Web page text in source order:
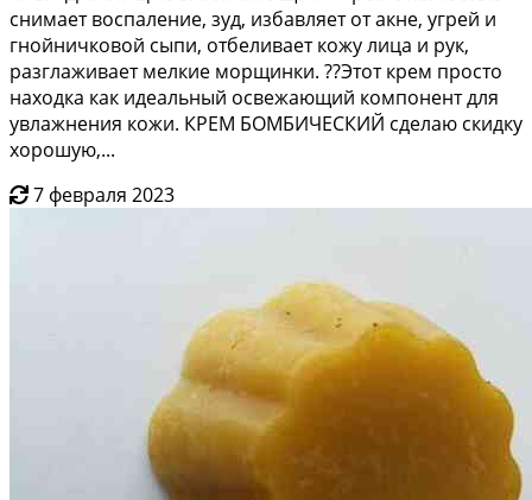
снимает воспаление, зуд, избавляет от акне, угрей и
гнойничковой сыпи, отбеливает кожу лица и рук,
разглаживает мелкие морщинки. ??Этот крем просто
находка как идеальный освежающий компонент для
увлажнения кожи. КРЕМ БОМБИЧЕСКИЙ сделаю скидку
хорошую,...
7 февраля 2023